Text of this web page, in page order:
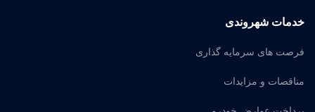
خدمات شهروندی
فرصت های سرمایه گذاری
مناقصات و مزایدات